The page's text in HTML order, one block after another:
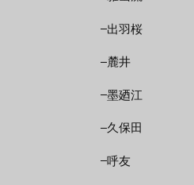
出羽桜
麓井
墨廼江
久保田
呼友